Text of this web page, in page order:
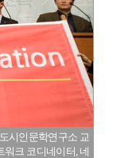
시인문학연구소 교
크 코디네이터, 네